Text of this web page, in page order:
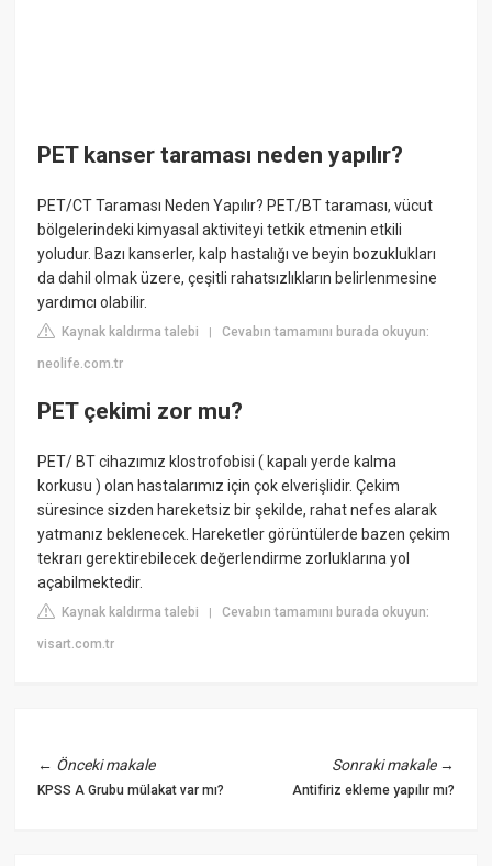
PET kanser taraması neden yapılır?
PET/CT Taraması Neden Yapılır? PET/BT taraması, vücut
bölgelerindeki kimyasal aktiviteyi tetkik etmenin etkili
yoludur. Bazı kanserler, kalp hastalığı ve beyin bozuklukları
da dahil olmak üzere, çeşitli rahatsızlıkların belirlenmesine
yardımcı olabilir.
Kaynak kaldırma talebi |Cevabın tamamını burada okuyun:
neolife.com.tr
PET çekimi zor mu?
PET/ BT cihazımız klostrofobisi ( kapalı yerde kalma
korkusu ) olan hastalarımız için çok elverişlidir. Çekim
süresince sizden hareketsiz bir şekilde, rahat nefes alarak
yatmanız beklenecek. Hareketler görüntülerde bazen çekim
tekrarı gerektirebilecek değerlendirme zorluklarına yol
açabilmektedir.
Kaynak kaldırma talebi |Cevabın tamamını burada okuyun:
visart.com.tr
← Önceki makale
KPSS A Grubu mülakat var mı?
Sonraki makale→
Antifiriz ekleme yapılır mı?